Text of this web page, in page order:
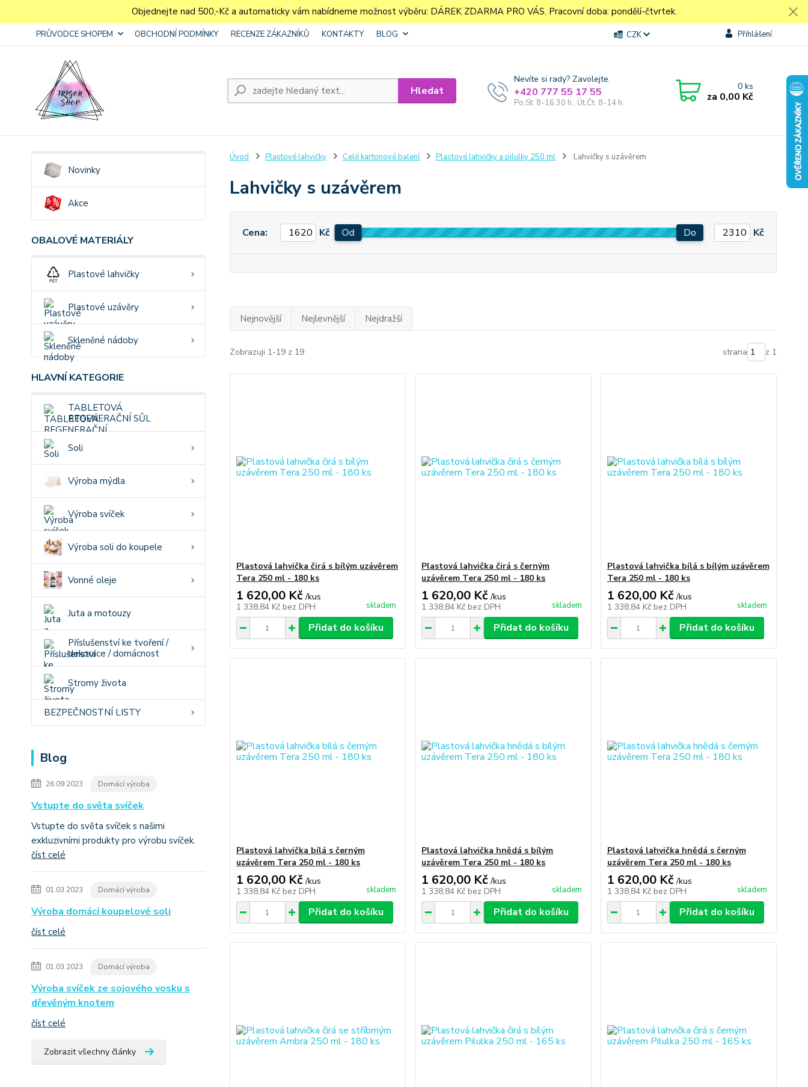
Objednejte nad 500,-Kč a automaticky vám nabídneme možnost výběru: DÁREK ZDARMA PRO VÁS. Pracovní doba: pondělí-čtvrtek.
PRŮVODCE SHOPEM OBCHODNÍ PODMÍNKY RECENZE ZÁKAZNÍKŮ KONTAKTY BLOG CZK Přihlášení
Hledat
Nevíte si rady? Zavolejte.
+420 777 55 17 55
Po,St: 8-16.30 h., Út,Čt: 8-14 h.
0ks
za 0,00 Kč
Novinky
Akce
OBALOVÉ MATERIÁLY
Plastové lahvičky
Plastové uzávěry
Skleněné nádoby
HLAVNÍ KATEGORIE
TABLETOVÁ
REGENERAČNÍ SŮL
Soli
Výroba mýdla
Výroba svíček
Výroba soli do koupele
Vonné oleje
Juta a motouzy
Příslušenství ke tvoření /
dekorace / domácnost
Stromy života
BEZPEČNOSTNÍ LISTY
Blog
26.09.2023 Domácí výroba
Vstupte do světa svíček
Vstupte do světa svíček s našimi
exkluzivními produkty pro výrobu svíček.
číst celé
01.03.2023 Domácí výroba
Výroba domácí koupelové soli
číst celé
01.03.2023 Domácí výroba
Výroba svíček ze sojového vosku s
dřevěným knotem
číst celé
Zobrazit všechny články
Úvod Plastové lahvičky Celé kartonové balení Plastové lahvičky a pilulky 250 ml Lahvičky s uzávěrem
Lahvičky s uzávěrem
Cena: Kč Od Do Kč
Nejnovější Nejlevnější Nejdražší
Zobrazuji 1-19 z 19 strana z 1
Plastová lahvička čirá s bílým uzávěrem
Tera 250 ml - 180 ks
1 620,00 Kč /kus
1 338,84 Kč bez DPH skladem
Přidat do košíku
Plastová lahvička čirá s černým
uzávěrem Tera 250 ml - 180 ks
1 620,00 Kč /kus
1 338,84 Kč bez DPH skladem
Přidat do košíku
Plastová lahvička bílá s bílým uzávěrem
Tera 250 ml - 180 ks
1 620,00 Kč /kus
1 338,84 Kč bez DPH skladem
Přidat do košíku
Plastová lahvička bílá s černým
uzávěrem Tera 250 ml - 180 ks
1 620,00 Kč /kus
1 338,84 Kč bez DPH skladem
Přidat do košíku
Plastová lahvička hnědá s bílým
uzávěrem Tera 250 ml - 180 ks
1 620,00 Kč /kus
1 338,84 Kč bez DPH skladem
Přidat do košíku
Plastová lahvička hnědá s černým
uzávěrem Tera 250 ml - 180 ks
1 620,00 Kč /kus
1 338,84 Kč bez DPH skladem
Přidat do košíku